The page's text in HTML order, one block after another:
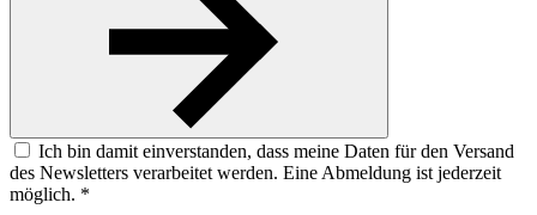
Ich bin damit einverstanden, dass meine Daten für den Versand
des Newsletters verarbeitet werden. Eine Abmeldung ist jederzeit
möglich. *